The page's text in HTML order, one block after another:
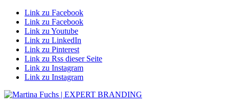
Link zu Facebook
Link zu Facebook
Link zu Youtube
Link zu LinkedIn
Link zu Pinterest
Link zu Rss dieser Seite
Link zu Instagram
Link zu Instagram